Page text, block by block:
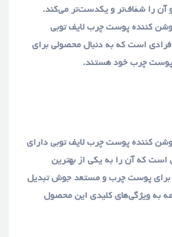
آن را شفاف‌تر و یکدست‌تر می‌کند.
کننده پوست چرب لایف توبی
افرادی است که به دنبال محصولی برای
پوست چرب خود هستند.
کننده پوست چرب لایف توبی دارای
است که آن را به یکی از بهترین
برای پوست چرب و مستعد جوش تبدیل
به ویژگی‌های کلیدی این محصول